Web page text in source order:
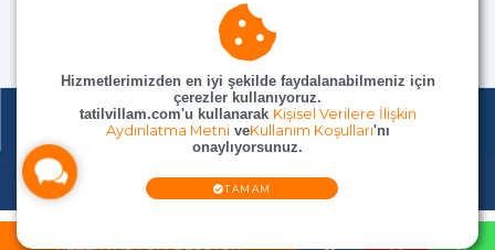
© TatilVillam Tüm Hakları Saklıdır
Hizmetlerimizden en iyi şekilde faydalanabilmeniz için
çerezler kullanıyoruz.
tatilvillam.com'u kullanarak Kişisel Verilere İlişkin
Aydınlatma MetniveKullanım Koşulları'nı
onaylıyorsunuz.
TAMAM